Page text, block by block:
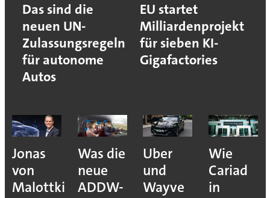
Das sind die
neuen UN-
Zulassungsregeln
für autonome
Autos
EU startet
Milliardenprojekt
für sieben KI-
Gigafactories
Jonas
von
Malottki
Was die
neue
ADDW-
Uber
und
Wayve
Wie
Cariad
in